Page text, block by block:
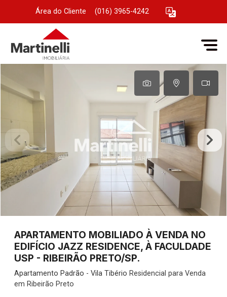
Área do Cliente (016) 3965-4242
APARTAMENTO MOBILIADO À VENDA NO
EDIFÍCIO JAZZ RESIDENCE, À FACULDADE
USP - RIBEIRÃO PRETO/SP.
Apartamento Padrão - Vila Tibério Residencial para Venda
em Ribeirão Preto